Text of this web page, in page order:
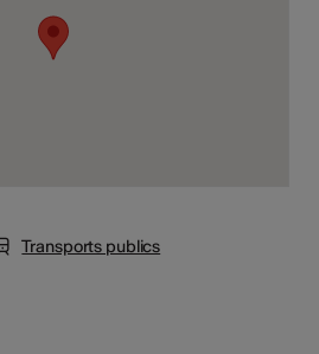
Transports publics